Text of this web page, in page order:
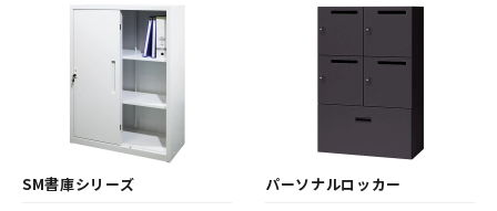
ーサルデザイン、省スペース対応
で法人オフィスの収納をスタイ
リッシュに演出します。
ーでオフィスに調和、省スペー
ス設計とA4対応で法人向け収納
に最適。
SM書庫シリーズ パーソナルロッカー